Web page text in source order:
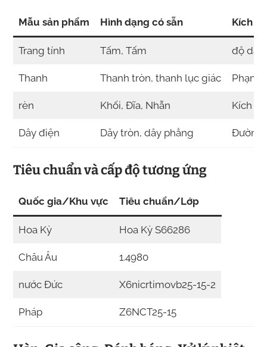
Mẫu sản phẩm Hình dạng có sẵn Kích
Trang tính Tấm, Tấm độ dày
Thanh Thanh tròn, thanh lục giác Phạm
rèn Khối, Đĩa, Nhẫn Kích
Dây điện Dây tròn, dây phẳng Đường
Tiêu chuẩn và cấp độ tương ứng
Quốc gia/Khu vực Tiêu chuẩn/Lớp
Hoa Kỳ Hoa Kỳ S66286
Châu Âu 1.4980
nước Đức X6nicrtimovb25-15-2
Pháp Z6NCT25-15